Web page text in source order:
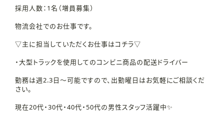
採用人数：1名（増員募集）
物流会社でのお仕事です。
▽主に担当していただくお仕事はコチラ▽
・大型トラックを使用してのコンビニ商品の配送ドライバー
勤務は週2.3日～可能ですので、出勤曜日はお気軽にご相談くだ
さい。
現在20代・30代・40代・50代の男性スタッフ活躍中✨